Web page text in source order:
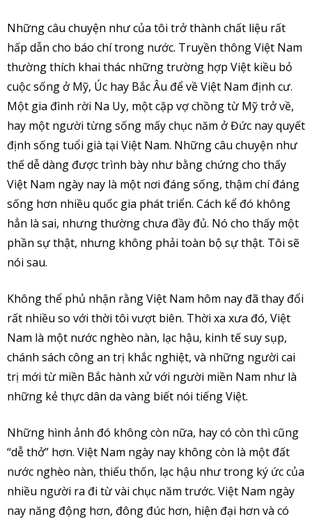
Những câu chuyện như của tôi trở thành chất liệu rất
hấp dẫn cho báo chí trong nước. Truyền thông Việt Nam
thường thích khai thác những trường hợp Việt kiều bỏ
cuộc sống ở Mỹ, Úc hay Bắc Âu để về Việt Nam định cư.
Một gia đình rời Na Uy, một cặp vợ chồng từ Mỹ trở về,
hay một người từng sống mấy chục năm ở Đức nay quyết
định sống tuổi già tại Việt Nam. Những câu chuyện như
thế dễ dàng được trình bày như bằng chứng cho thấy
Việt Nam ngày nay là một nơi đáng sống, thậm chí đáng
sống hơn nhiều quốc gia phát triển. Cách kể đó không
hẳn là sai, nhưng thường chưa đầy đủ. Nó cho thấy một
phần sự thật, nhưng không phải toàn bộ sự thật. Tôi sẽ
nói sau.
Không thể phủ nhận rằng Việt Nam hôm nay đã thay đổi
rất nhiều so với thời tôi vượt biên. Thời xa xưa đó, Việt
Nam là một nước nghèo nàn, lạc hậu, kinh tế suy sụp,
chánh sách công an trị khắc nghiệt, và những người cai
trị mới từ miền Bắc hành xử với người miền Nam như là
những kẻ thực dân da vàng biết nói tiếng Việt.
Những hình ảnh đó không còn nữa, hay có còn thì cũng
“dễ thở” hơn. Việt Nam ngày nay không còn là một đất
nước nghèo nàn, thiếu thốn, lạc hậu như trong ký ức của
nhiều người ra đi từ vài chục năm trước. Việt Nam ngày
nay năng động hơn, đông đúc hơn, hiện đại hơn và có